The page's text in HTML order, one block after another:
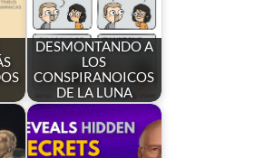
DESMONTANDO A
LOS
CONSPIRANOICOS
DE LA LUNA